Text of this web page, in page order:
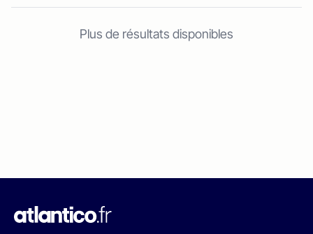
Plus de résultats disponibles